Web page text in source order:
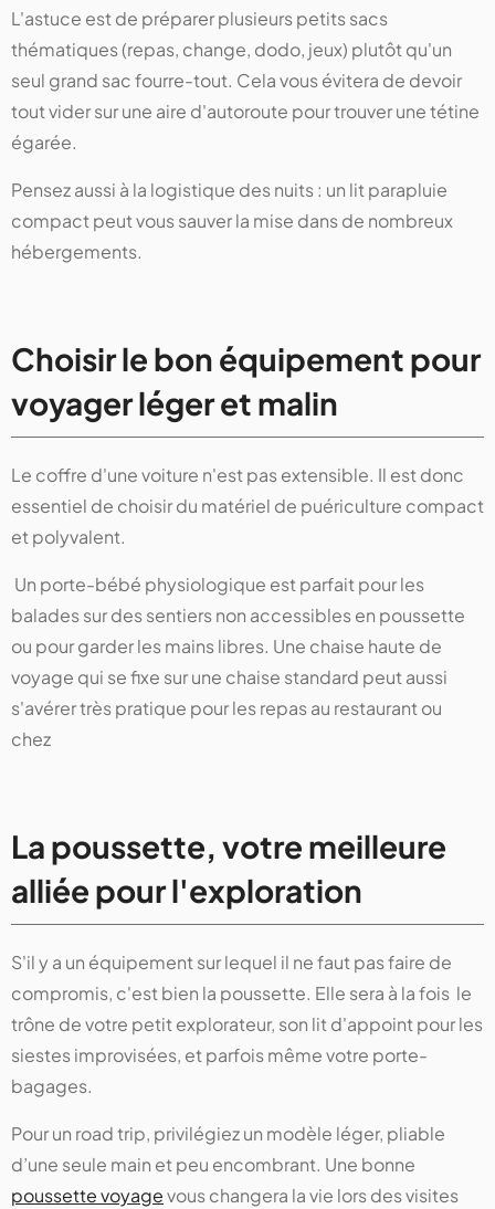
L'astuce est de préparer plusieurs petits sacs
thématiques (repas, change, dodo, jeux) plutôt qu'un
seul grand sac fourre-tout. Cela vous évitera de devoir
tout vider sur une aire d'autoroute pour trouver une tétine
égarée.
Pensez aussi à la logistique des nuits : un lit parapluie
compact peut vous sauver la mise dans de nombreux
hébergements.
Choisir le bon équipement pour
voyager léger et malin
Le coffre d'une voiture n'est pas extensible. Il est donc
essentiel de choisir du matériel de puériculture compact
et polyvalent.
Un porte-bébé physiologique est parfait pour les
balades sur des sentiers non accessibles en poussette
ou pour garder les mains libres. Une chaise haute de
voyage qui se fixe sur une chaise standard peut aussi
s'avérer très pratique pour les repas au restaurant ou
chez
La poussette, votre meilleure
alliée pour l'exploration
S'il y a un équipement sur lequel il ne faut pas faire de
compromis, c'est bien la poussette. Elle sera à la fois le
trône de votre petit explorateur, son lit d'appoint pour les
siestes improvisées, et parfois même votre porte-
bagages.
Pour un road trip, privilégiez un modèle léger, pliable
d’une seule main et peu encombrant. Une bonne
poussette voyagevous changera la vie lors des visites